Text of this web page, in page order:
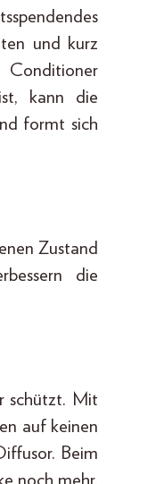
und kurz
Conditioner
kann die
formt sich
Zustand
die
schützt. Mit
auf keinen
Beim
noch mehr.